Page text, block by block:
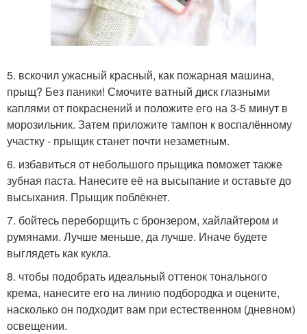
5. вскочил ужасный красный, как пожарная машина,
прыщ? Без паники! Смочите ватный диск глазными
каплями от покраснений и положите его на 3-5 минут в
морозильник. Затем приложите тампон к воспалённому
участку - прыщик станет почти незаметным.
6. избавиться от небольшого прыщика поможет также
зубная паста. Нанесите её на высыпание и оставьте до
высыхания. Прыщик поблёкнет.
7. бойтесь переборщить с бронзером, хайлайтером и
румянами. Лучше меньше, да лучше. Иначе будете
выглядеть как кукла.
8. чтобы подобрать идеальный оттенок тонального
крема, нанесите его на линию подбородка и оцените,
насколько он подходит вам при естественном (дневном)
освещении.